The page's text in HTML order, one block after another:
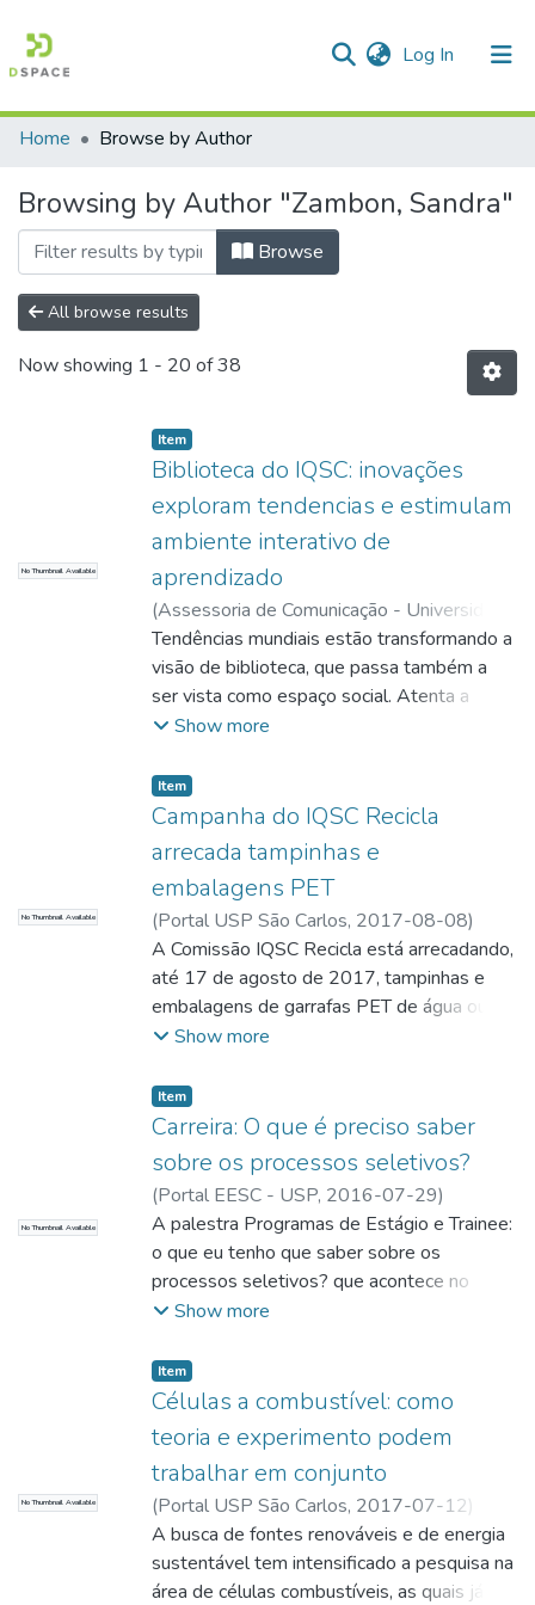
Log In (current)
Communities & Collections
All of DSpace
Home Browse by Author
Browsing by Author "Zambon, Sandra"
Browse
All browse results
Now showing 1 - 20 of 38
No Thumbnail Available
Item
Biblioteca do IQSC: inovações
exploram tendencias e estimulam
ambiente interativo de
aprendizado
(Assessoria de Comunicação - Universidade
de São Paulo, campus São Carlos,2016-
07-27)Zambon, Sandra;Zombon, Sandra;
Comunicação;Boracini, Fábio; Fotógrafo
Tendências mundiais estão transformando a
visão de biblioteca, que passa também a
ser vista como espaço social. Atenta a
estas mudanças, a equipe do Serviço de
de Química de São Carlos (IQSC) da USP,
com o apoio da Diretoria, iniciou em 2015
um processo de repensar o próprio espaço
com um entreposto cultural ou ambiente
interativo de aprendizagem
Show more
No Thumbnail Available
Item
Campanha do IQSC Recicla
arrecada tampinhas e
embalagens PET
(Portal USP São Carlos, 2017-08-08)
Zambon, Sandra;Zambon, Sandra; Redatora
A Comissão IQSC Recicla está arrecadando,
até 17 de agosto de 2017, tampinhas e
embalagens de garrafas PET de água ou
refrigerante de 500 ou 600 mL para
que acontecerá na ONG Projetando o
Futuro. Embora as garrafas PET de 2 litros
não sejam o objetivo da arrecadação,
também são bem-vindas.
Show more
No Thumbnail Available
Item
Carreira: O que é preciso saber
sobre os processos seletivos?
(Portal EESC - USP, 2016-07-29)
Zambon, Sandra;Zambon, Sandra; Redatora
A palestra Programas de Estágio e Trainee:
o que eu tenho que saber sobre os
processos seletivos? que acontece no
Auditório Professor Sérgio Mascarenhas do
USP, propõe-se a auxiliar nessa questão.
Show more
No Thumbnail Available
Item
Células a combustível: como
teoria e experimento podem
trabalhar em conjunto
(Portal USP São Carlos, 2017-07-12)
Zambon, Sandra;Zibordi, Larissa ;Zambon,
Sandra; Redatora
A busca de fontes renováveis e de energia
sustentável tem intensificado a pesquisa na
área de células combustíveis, as quais já